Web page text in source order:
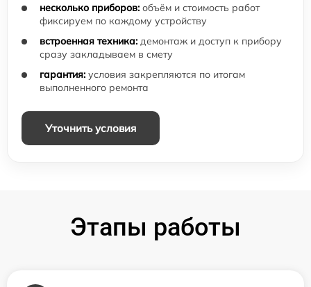
несколько приборов: объём и стоимость работ
фиксируем по каждому устройству
встроенная техника: демонтаж и доступ к прибору
сразу закладываем в смету
гарантия: условия закрепляются по итогам
выполненного ремонта
Уточнить условия
Этапы работы